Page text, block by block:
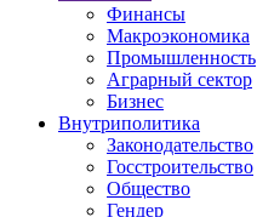
Финансы
Макроэкономика
Промышленность
Аграрный сектор
Бизнес
Внутриполитика
Законодательство
Госстроительство
Общество
Гендер